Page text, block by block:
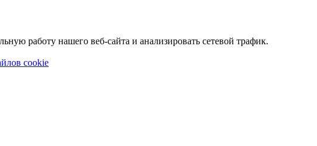
работу нашего веб-сайта и анализировать сетевой трафик.
cookie